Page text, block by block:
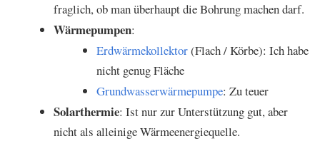
fraglich, ob man überhaupt die Bohrung machen darf.
Wärmepumpen:
Erdwärmekollektor(Flach / Körbe): Ich habe
nicht genug Fläche
Grundwasserwärmepumpe: Zu teuer
Solarthermie: Ist nur zur Unterstützung gut, aber
nicht als alleinige Wärmeenergiequelle.